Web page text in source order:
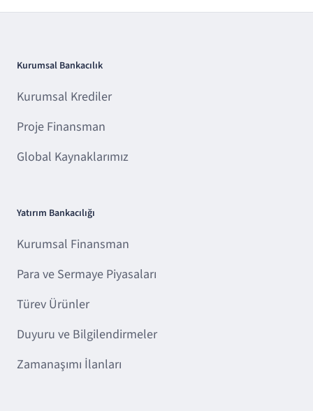
Kurumsal Bankacılık
Kurumsal Krediler
Proje Finansman
Global Kaynaklarımız
Yatırım Bankacılığı
Kurumsal Finansman
Para ve Sermaye Piyasaları
Türev Ürünler
Duyuru ve Bilgilendirmeler
Zamanaşımı İlanları